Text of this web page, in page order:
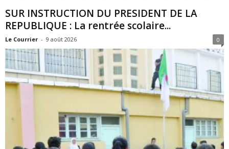
SUR INSTRUCTION DU PRESIDENT DE LA
REPUBLIQUE : La rentrée scolaire...
Le Courrier - 9 août 2026 0